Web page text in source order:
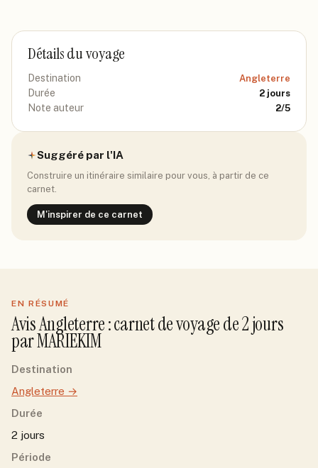
Détails du voyage
Destination Angleterre
Durée 2 jours
Note auteur 2/5
Suggéré par l'IA
Construire un itinéraire similaire pour vous, à partir de ce
carnet.
M'inspirer de ce carnet
EN RÉSUMÉ
AvisAngleterre: carnet de voyage de2jours
parMARIEKIM
Destination
Angleterre →
Durée
2 jours
Période